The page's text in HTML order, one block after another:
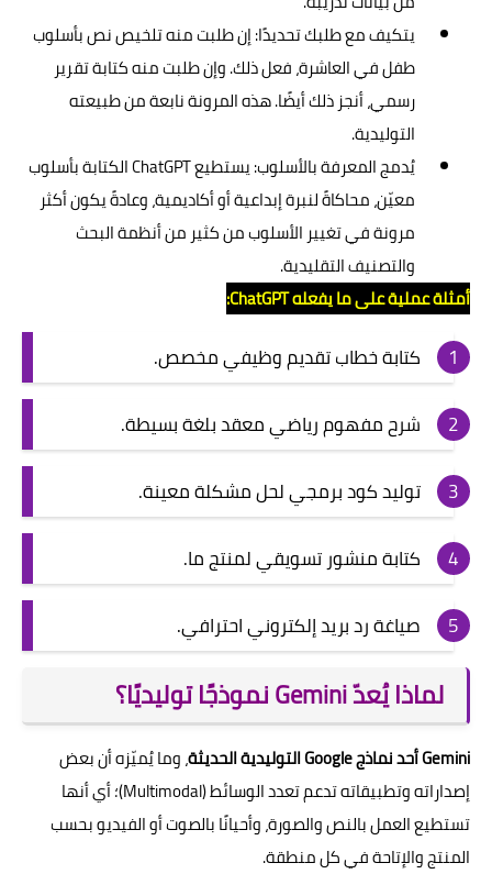
يتكيف مع طلبك تحديدًا: إن طلبت منه تلخيص نص بأسلوب
طفل في العاشرة، فعل ذلك. وإن طلبت منه كتابة تقرير
رسمي، أنجز ذلك أيضًا. هذه المرونة نابعة من طبيعته
التوليدية.
يُدمج المعرفة بالأسلوب: يستطيع ChatGPT الكتابة بأسلوب
معيّن، محاكاةً لنبرة إبداعية أو أكاديمية، وعادةً يكون أكثر
مرونة في تغيير الأسلوب من كثير من أنظمة البحث
والتصنيف التقليدية.
أمثلة عملية على ما يفعله ChatGPT:
كتابة خطاب تقديم وظيفي مخصص.
شرح مفهوم رياضي معقد بلغة بسيطة.
توليد كود برمجي لحل مشكلة معينة.
كتابة منشور تسويقي لمنتج ما.
صياغة رد بريد إلكتروني احترافي.
لماذا يُعدّ Gemini نموذجًا توليديًا؟
Gemini أحد نماذج Google التوليدية الحديثة
، وما يُميّزه أن بعض
إصداراته وتطبيقاته تدعم تعدد الوسائط (Multimodal)؛ أي أنها
تستطيع العمل بالنص والصورة، وأحيانًا بالصوت أو الفيديو بحسب
المنتج والإتاحة في كل منطقة.